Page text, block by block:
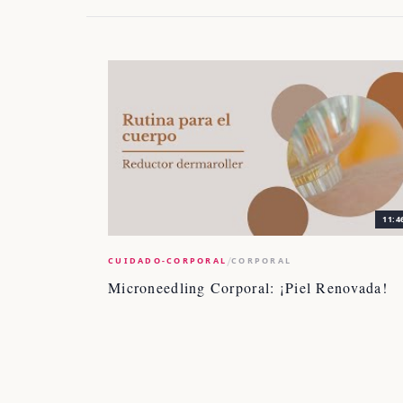
CUIDADO-CORPORAL/CORPORAL
Microneedling Corporal: ¡Piel Renovada!